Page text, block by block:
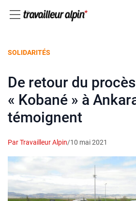
SOLIDARITÉS
De retour du
« Kobané » à
témoignent
Par Travailleur Alpin/10 mai 2021